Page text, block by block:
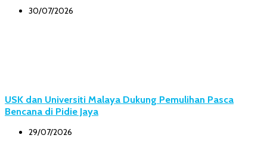
30/07/2026
USK dan Universiti Malaya Dukung Pemulihan Pasca
Bencana di Pidie Jaya
29/07/2026